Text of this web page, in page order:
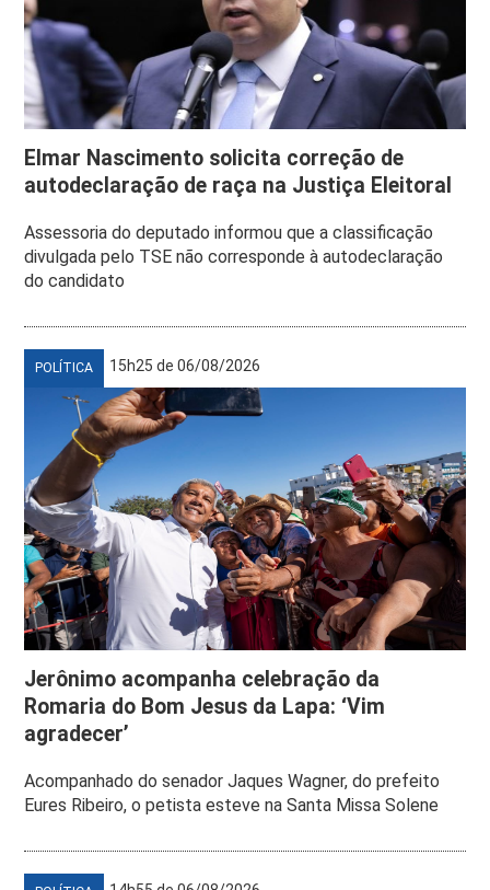
Elmar Nascimento solicita correção de
autodeclaração de raça na Justiça Eleitoral
Assessoria do deputado informou que a classificação
divulgada pelo TSE não corresponde à autodeclaração
do candidato
POLÍTICA 15h25 de 06/08/2026
Jerônimo acompanha celebração da
Romaria do Bom Jesus da Lapa: ‘Vim
agradecer’
Acompanhado do senador Jaques Wagner, do prefeito
Eures Ribeiro, o petista esteve na Santa Missa Solene